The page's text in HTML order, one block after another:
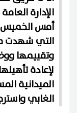
الإدارة
أمس الخميس،
التي شهدت
وتقييمها
لإعادة
الميدانية
الغابي